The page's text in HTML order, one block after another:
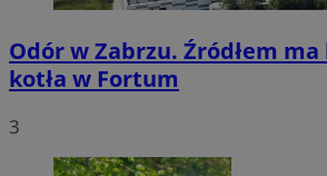
Odór w Zabrzu. Źródłem
kotła w Fortum
3